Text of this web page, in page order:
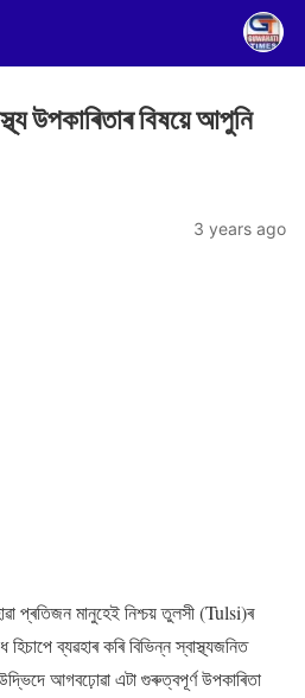
উপকাৰিতাৰ বিষয়ে আপুনি
3 years ago
প্ৰতিজন মানুহেই নিশ্চয় তুলসী (Tulsi)ৰ
ব্যৱহাৰ কৰি বিভিন্ন স্বাস্থ্যজনিত
আগবঢ়োৱা এটা গুৰুত্বপূৰ্ণ উপকাৰিতা